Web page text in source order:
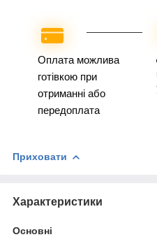
Оплата можлива
готівкою при
отриманні або
передоплата
Приховати
Характеристики
Основні